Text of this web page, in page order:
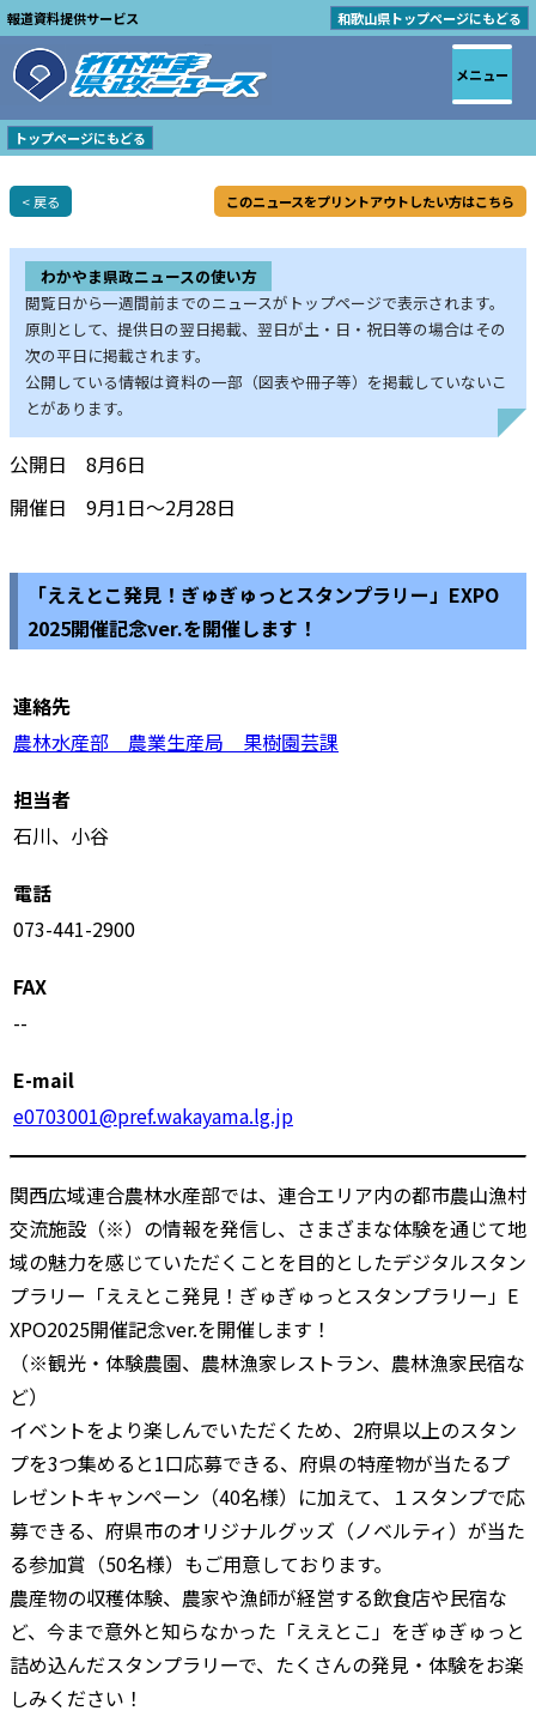
報道資料提供サービス 和歌山県トップページにもどる
トップページにもどる
< 戻る このニュースをプリントアウトしたい方はこちら
わかやま県政ニュースの使い方
閲覧日から一週間前までのニュースがトップページで表示されます。
原則として、提供日の翌日掲載、翌日が土・日・祝日等の場合はその
次の平日に掲載されます。
公開している情報は資料の一部（図表や冊子等）を掲載していないこ
とがあります。
公開日 8月6日
開催日 9月1日～2月28日
「ええとこ発見！ぎゅぎゅっとスタンプラリー」EXPO
2025開催記念ver.を開催します！
連絡先
農林水産部 農業生産局 果樹園芸課
担当者
石川、小谷
電話
073-441-2900
FAX
--
E-mail
e0703001@pref.wakayama.lg.jp
関西広域連合農林水産部では、連合エリア内の都市農山漁村
交流施設（※）の情報を発信し、さまざまな体験を通じて地
域の魅力を感じていただくことを目的としたデジタルスタン
プラリー「ええとこ発見！ぎゅぎゅっとスタンプラリー」E
XPO2025開催記念ver.を開催します！
（※観光・体験農園、農林漁家レストラン、農林漁家民宿な
ど）
イベントをより楽しんでいただくため、2府県以上のスタン
プを3つ集めると1口応募できる、府県の特産物が当たるプ
レゼントキャンペーン（40名様）に加えて、１スタンプで応
募できる、府県市のオリジナルグッズ（ノベルティ）が当た
る参加賞（50名様）もご用意しております。
農産物の収穫体験、農家や漁師が経営する飲食店や民宿な
ど、今まで意外と知らなかった「ええとこ」をぎゅぎゅっと
詰め込んだスタンプラリーで、たくさんの発見・体験をお楽
しみください！
メニュー